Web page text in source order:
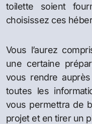
toilette soient
choisissez ces
Vous l’aurez
une certaine
vous rendre
toutes les
vous permettra de
projet et en tirer un